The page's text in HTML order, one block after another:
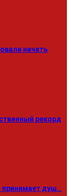
начать
рекорд
принимает душ…